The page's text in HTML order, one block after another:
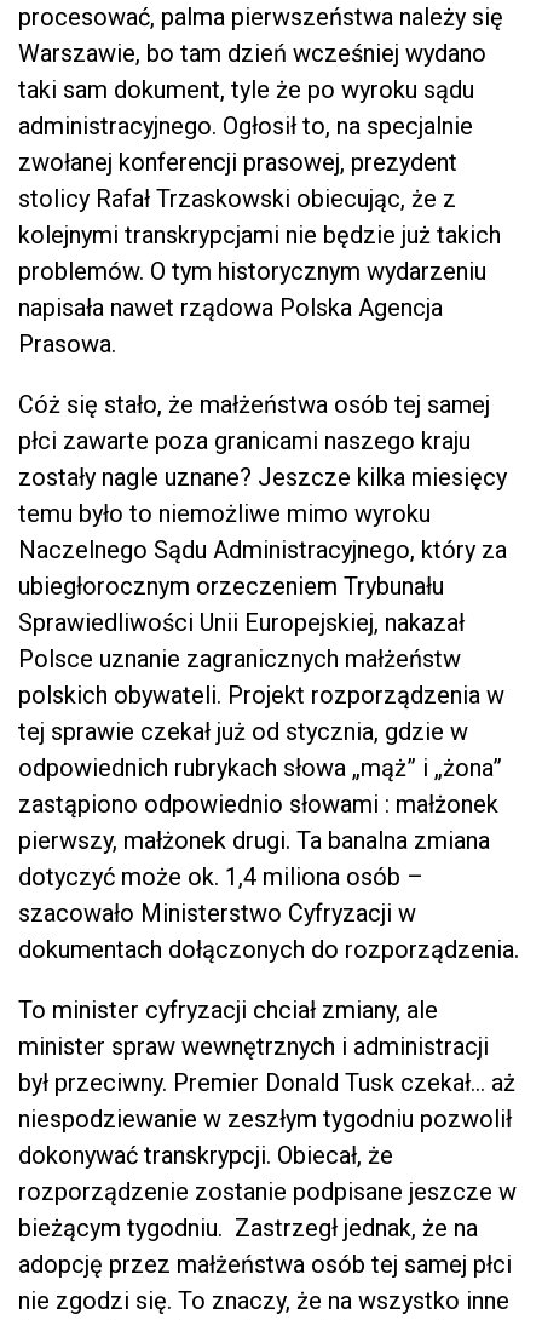
procesować, palma pierwszeństwa należy się
Warszawie, bo tam dzień wcześniej wydano
taki sam dokument, tyle że po wyroku sądu
administracyjnego. Ogłosił to, na specjalnie
zwołanej konferencji prasowej, prezydent
stolicy Rafał Trzaskowski obiecując, że z
kolejnymi transkrypcjami nie będzie już takich
problemów. O tym historycznym wydarzeniu
napisała nawet rządowa Polska Agencja
Prasowa.
Cóż się stało, że małżeństwa osób tej samej
płci zawarte poza granicami naszego kraju
zostały nagle uznane? Jeszcze kilka miesięcy
temu było to niemożliwe mimo wyroku
Naczelnego Sądu Administracyjnego, który za
ubiegłorocznym orzeczeniem Trybunału
Sprawiedliwości Unii Europejskiej, nakazał
Polsce uznanie zagranicznych małżeństw
polskich obywateli. Projekt rozporządzenia w
tej sprawie czekał już od stycznia, gdzie w
odpowiednich rubrykach słowa „mąż” i „żona”
zastąpiono odpowiednio słowami : małżonek
pierwszy, małżonek drugi. Ta banalna zmiana
dotyczyć może ok. 1,4 miliona osób –
szacowało Ministerstwo Cyfryzacji w
dokumentach dołączonych do rozporządzenia.
To minister cyfryzacji chciał zmiany, ale
minister spraw wewnętrznych i administracji
był przeciwny. Premier Donald Tusk czekał… aż
niespodziewanie w zeszłym tygodniu pozwolił
dokonywać transkrypcji. Obiecał, że
rozporządzenie zostanie podpisane jeszcze w
bieżącym tygodniu. Zastrzegł jednak, że na
adopcję przez małżeństwa osób tej samej płci
nie zgodzi się. To znaczy, że na wszystko inne